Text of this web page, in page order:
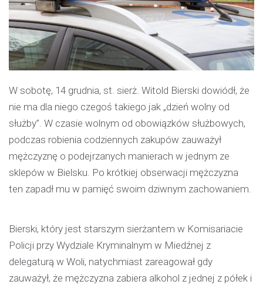
W sobotę, 14 grudnia, st. sierż. Witold Bierski dowiódł, że
nie ma dla niego czegoś takiego jak „dzień wolny od
służby”. W czasie wolnym od obowiązków służbowych,
podczas robienia codziennych zakupów zauważył
mężczyznę o podejrzanych manierach w jednym ze
sklepów w Bielsku. Po krótkiej obserwacji mężczyzna
ten zapadł mu w pamięć swoim dziwnym zachowaniem.
Bierski, który jest starszym sierżantem w Komisariacie
Policji przy Wydziale Kryminalnym w Miedźnej z
delegaturą w Woli, natychmiast zareagował gdy
zauważył, że mężczyzna zabiera alkohol z jednej z półek i